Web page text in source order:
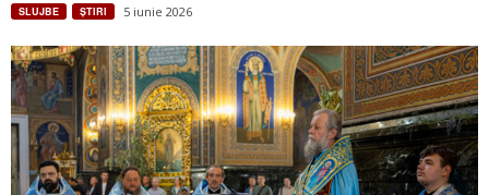
SLUJBE ŞTIRI 5 iunie 2026